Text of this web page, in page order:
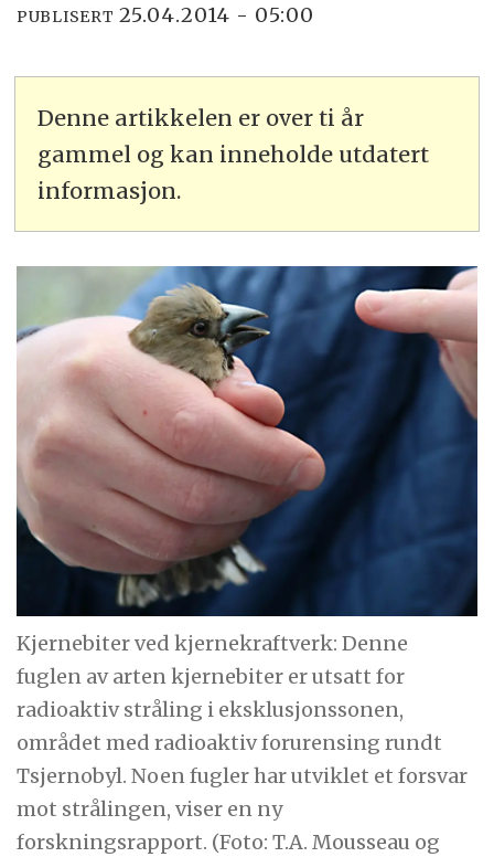
PUBLISERT 25.04.2014 - 05:00
Denne artikkelen er over ti år
gammel og kan inneholde utdatert
informasjon.
Kjernebiter ved kjernekraftverk: Denne
fuglen av arten kjernebiter er utsatt for
radioaktiv stråling i eksklusjonssonen,
området med radioaktiv forurensing rundt
Tsjernobyl. Noen fugler har utviklet et forsvar
mot strålingen, viser en ny
forskningsrapport. (Foto: T.A. Mousseau og